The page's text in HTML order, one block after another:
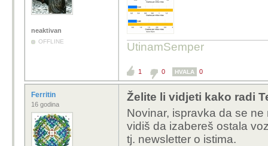
neaktivan
OFFLINE UtinamSemper
1 0 HVALA 0
Ferritin
16 godina
Želite li vidjeti kako radi
Novinar, ispravka da se
vidiš da izabereš ostala
tj. newsletter o istima.